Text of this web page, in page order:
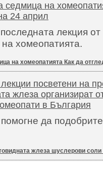
седмица на
24 април
лекция от
хомеопатията.
на хомеопатията Как да
посветени на
жлеза организират
в България
да
жлеза шуслерови соли